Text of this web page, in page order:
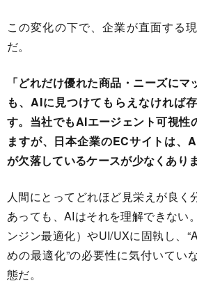
この変化の下で、企業が直面する
だ。
「どれだけ優れた商品・ニーズに
も、AIに見つけてもらえなければ
す。当社でもAIエージェント可視性
ますが、日本企業のECサイトは、
が欠落しているケースが少なくあり
人間にとってどれほど見栄えが良く
あっても、AIはそれを理解できない
ンジン最適化）やUI/UXに固執し、
めの最適化”の必要性に気付いてい
態だ。